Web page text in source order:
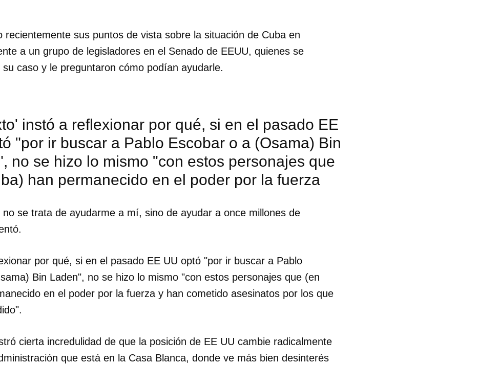
recientemente sus puntos de vista sobre la situación de Cuba en
a un grupo de legisladores en el Senado de EEUU, quienes se
caso y le preguntaron cómo podían ayudarle.
instó a reflexionar por qué, si en el pasado EE
"por ir buscar a Pablo Escobar o a (Osama) Bin
no se hizo lo mismo "con estos personajes que
han permanecido en el poder por la fuerza
no se trata de ayudarme a mí, sino de ayudar a once millones de
por qué, si en el pasado EE UU optó "por ir buscar a Pablo
Bin Laden", no se hizo lo mismo "con estos personajes que (en
en el poder por la fuerza y han cometido asesinatos por los que
cierta incredulidad de que la posición de EE UU cambie radicalmente
que está en la Casa Blanca, donde ve más bien desinterés